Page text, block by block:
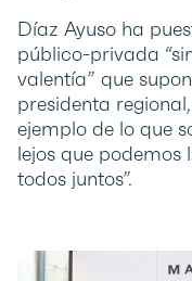
Díaz Ayuso ha
público-privada
valentía” que
presidenta
ejemplo de lo que
lejos que
todos juntos”.